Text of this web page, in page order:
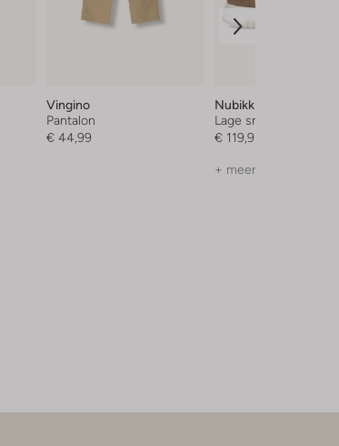
Vingino
Pantalon
€ 44,99
Nubikk
Lage sneakers
€ 119,95
+ meer kleuren